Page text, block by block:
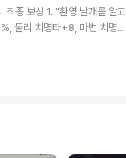
의 서 등록방법 시스템메뉴 -
최종 보상 1. "환영 날개를 알고
물리 치명타+8, 마법 치명타
발데르 2. 판데모니움 > 레기
시간으로 00:00~0:59에만
) 5. 로너간의 첫번째 문서 >